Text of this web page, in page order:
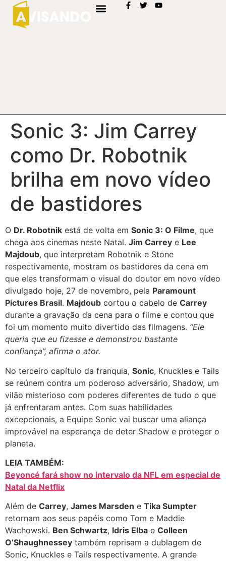
Sonic 3: Jim Carrey
como Dr. Robotnik
brilha em novo vídeo
de bastidores
O Dr. Robotnik está de volta em Sonic 3: O Filme, que
chega aos cinemas neste Natal. Jim Carrey e Lee
Majdoub, que interpretam Robotnik e Stone
respectivamente, mostram os bastidores da cena em
que eles transformam o visual do doutor em novo vídeo
divulgado hoje, 27 de novembro, pela Paramount
Pictures Brasil. Majdoub cortou o cabelo de Carrey
durante a gravação da cena para o filme e contou que
foi um momento muito divertido das filmagens. “Ele
queria que eu fizesse e demonstrou bastante
confiança”, afirma o ator.
No terceiro capítulo da franquia, Sonic, Knuckles e Tails
se reúnem contra um poderoso adversário, Shadow, um
vilão misterioso com poderes diferentes de tudo o que
já enfrentaram antes. Com suas habilidades
excepcionais, a Equipe Sonic vai buscar uma aliança
improvável na esperança de deter Shadow e proteger o
planeta.
LEIA TAMBÉM:
Beyoncé fará show no intervalo da NFL em especial de
Natal da Netflix
Além de Carrey, James Marsden e Tika Sumpter
retornam aos seus papéis como Tom e Maddie
Wachowski. Ben Schwartz, Idris Elba e Colleen
O’Shaughnessey também reprisam a dublagem de
Sonic, Knuckles e Tails respectivamente. A grande